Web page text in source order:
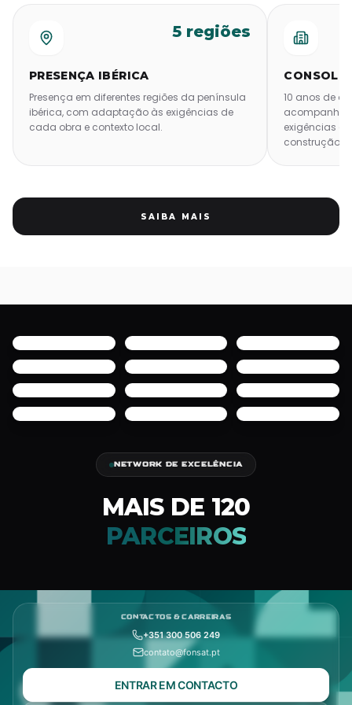
5 regiões
PRESENÇA IBÉRICA
Presença em diferentes regiões da península
ibérica, com adaptação às exigências de
cada obra e contexto local.
10 anos de
exigências e
construção.
SAIBA MAIS
NETWORK DE EXCELÊNCIA
MAIS DE 120
PARCEIROS
CONTACTOS & CARREIRAS
+351 300 506 249
contato@fonsat.pt
ENTRAR EM CONTACTO